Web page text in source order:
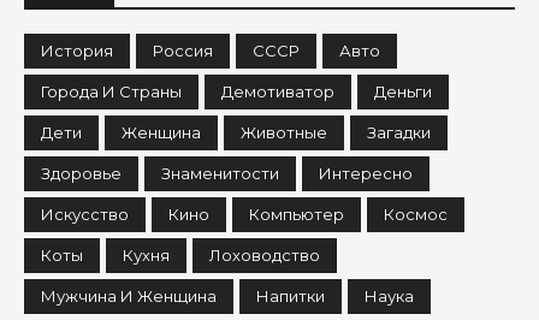
История Россия СССР Авто
Города И Страны Демотиватор Деньги
Дети Женщина Животные Загадки
Здоровье Знаменитости Интересно
Искусство Кино Компьютер Космос
Коты Кухня Лоховодство
Мужчина И Женщина Напитки Наука